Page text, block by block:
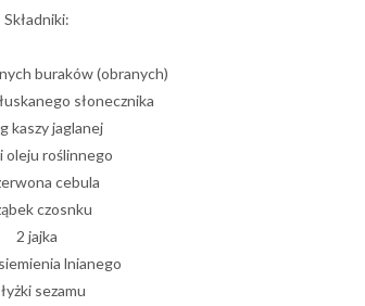
Składniki:
buraków (obranych)
słonecznika
kaszy jaglanej
oleju roślinnego
cebula
czosnku
2 jajka
lnianego
sezamu